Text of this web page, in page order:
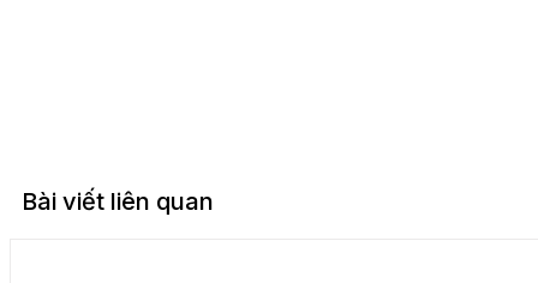
Bài viết liên quan